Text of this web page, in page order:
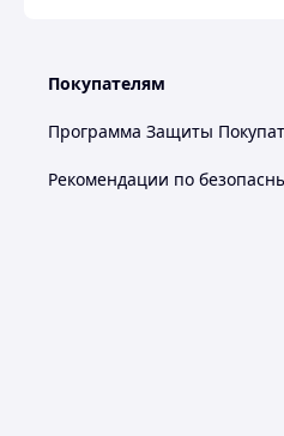
Покупателям
Программа Защиты
Рекомендации по